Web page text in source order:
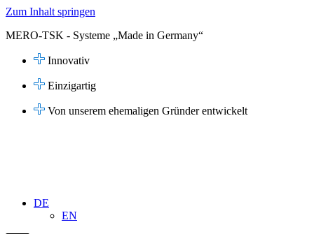
Zum Inhalt springen
MERO-TSK - Systeme „Made in Germany“
Innovativ
Einzigartig
Von unserem ehemaligen Gründer entwickelt
DE
EN